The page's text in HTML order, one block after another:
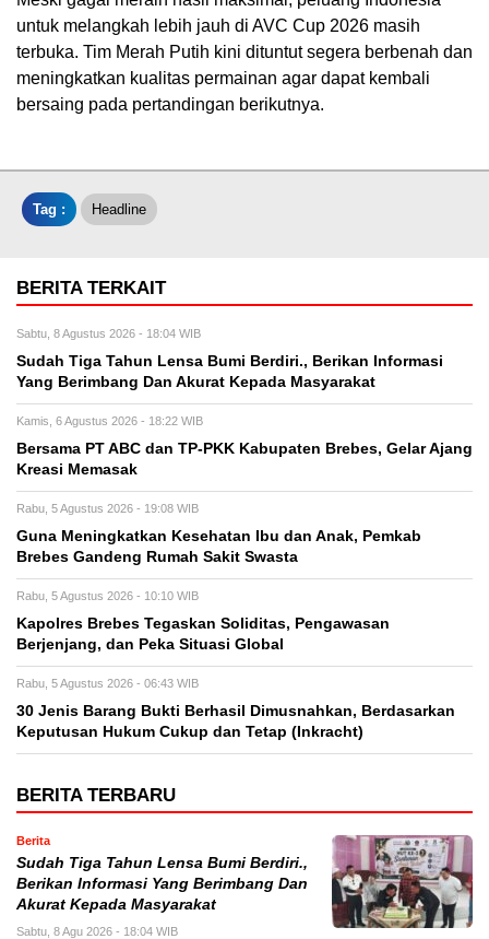
untuk melangkah lebih jauh di AVC Cup 2026 masih
terbuka. Tim Merah Putih kini dituntut segera berbenah dan
meningkatkan kualitas permainan agar dapat kembali
bersaing pada pertandingan berikutnya.
Tag : Headline
BERITA TERKAIT
Sabtu, 8 Agustus 2026 - 18:04 WIB
Sudah Tiga Tahun Lensa Bumi Berdiri., Berikan Informasi
Yang Berimbang Dan Akurat Kepada Masyarakat
Kamis, 6 Agustus 2026 - 18:22 WIB
Bersama PT ABC dan TP-PKK Kabupaten Brebes, Gelar Ajang
Kreasi Memasak
Rabu, 5 Agustus 2026 - 19:08 WIB
Guna Meningkatkan Kesehatan Ibu dan Anak, Pemkab
Brebes Gandeng Rumah Sakit Swasta
Rabu, 5 Agustus 2026 - 10:10 WIB
Kapolres Brebes Tegaskan Soliditas, Pengawasan
Berjenjang, dan Peka Situasi Global
Rabu, 5 Agustus 2026 - 06:43 WIB
30 Jenis Barang Bukti Berhasil Dimusnahkan, Berdasarkan
Keputusan Hukum Cukup dan Tetap (Inkracht)
BERITA TERBARU
Berita
Sudah Tiga Tahun Lensa Bumi Berdiri.,
Berikan Informasi Yang Berimbang Dan
Akurat Kepada Masyarakat
Sabtu, 8 Agu 2026 - 18:04 WIB